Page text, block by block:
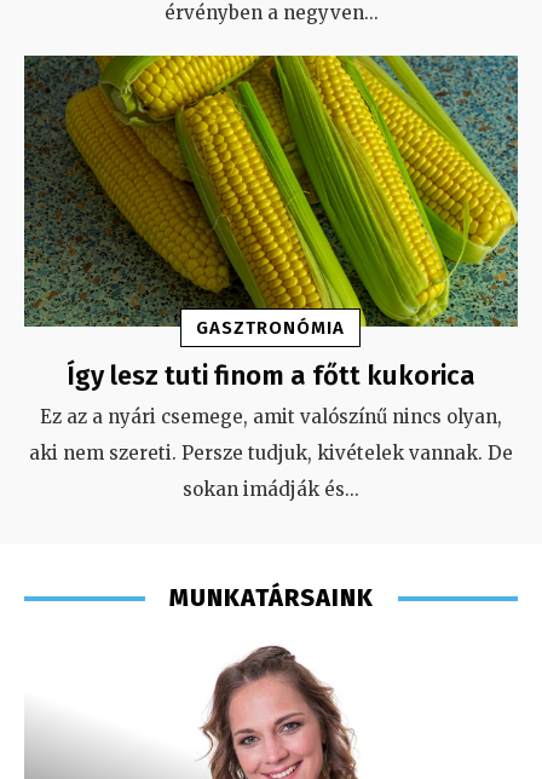
érvényben a negyven...
GASZTRONÓMIA
Így lesz tuti finom a főtt kukorica
Ez az a nyári csemege, amit valószínű nincs olyan,
aki nem szereti. Persze tudjuk, kivételek vannak. De
sokan imádják és...
MUNKATÁRSAINK